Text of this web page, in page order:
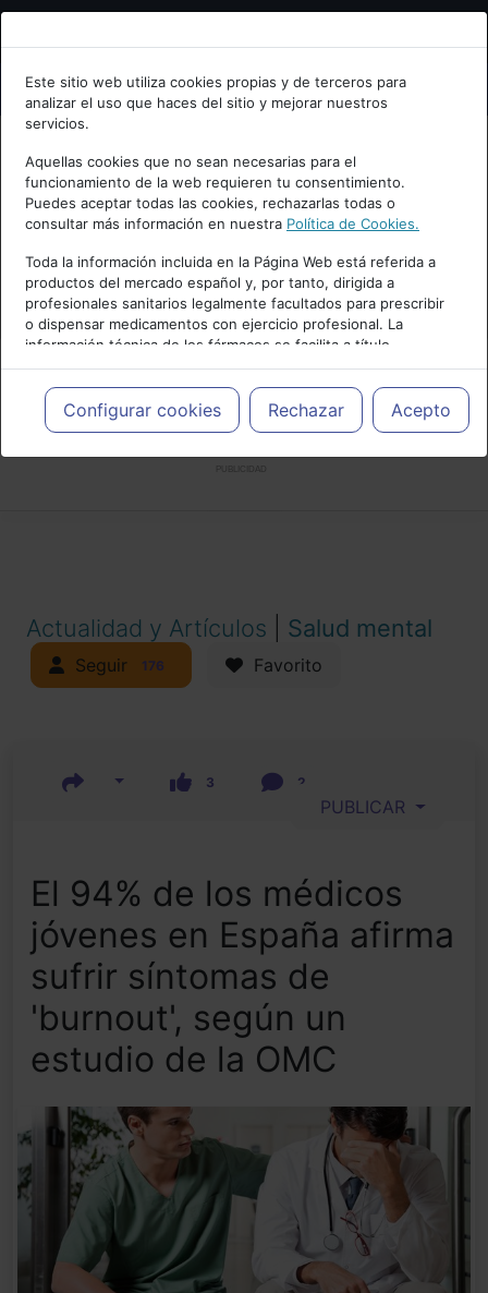
Bienvenid@ a psiquiatria.com
Escribe tu Email
Accede o regístrate con tu email.
Cancelar
Este sitio web utiliza cookies propias y de terceros para
analizar el uso que haces del sitio y mejorar nuestros
servicios.
Aquellas cookies que no sean necesarias para el
funcionamiento de la web requieren tu consentimiento.
Puedes aceptar todas las cookies, rechazarlas todas o
consultar más información en nuestra Política de Cookies.
Toda la información incluida en la Página Web está referida a
productos del mercado español y, por tanto, dirigida a
profesionales sanitarios legalmente facultados para prescribir
o dispensar medicamentos con ejercicio profesional. La
información técnica de los fármacos se facilita a título
meramente informativo, siendo responsabilidad de los
profesionales facultados prescribir medicamentos y decidir, en
cada caso concreto, el tratamiento más adecuado a las
necesidades del paciente.
Configurar cookies Rechazar Acepto
Actualidad y Artículos Salud mental
Seguir 176 Favorito
3 2
PUBLICAR
El 94% de los médicos
jóvenes en España afirma
sufrir síntomas de
'burnout', según un
estudio de la OMC